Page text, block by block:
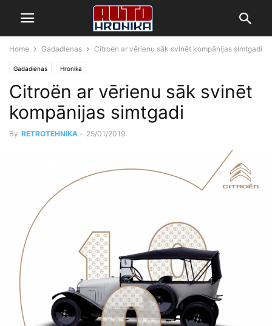
Home Gadadienas Citroën ar vērienu sāk svinēt kompānijas simtgadi
Gadadienas Hronika
Citroën ar vērienu sāk svinēt
kompānijas simtgadi
By RETROTEHNIKA - 25/01/2019